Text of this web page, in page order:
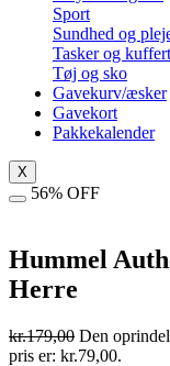
Sport
Sundhed og
Tasker og
Tøj og sko
Gavekurv/æsker
Gavekort
Pakkekalender
X
56% OFF
Hummel
Herre
kr.179,00 Den
pris er: kr.79,00.